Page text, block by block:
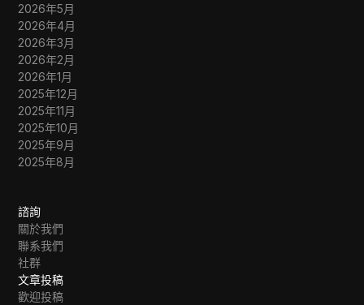
2026年5月
2026年4月
2026年3月
2026年2月
2026年1月
2025年12月
2025年11月
2025年10月
2025年9月
2025年8月
諮詢
關於我們
聯系我們
社群
文章投稿
歡迎投稿